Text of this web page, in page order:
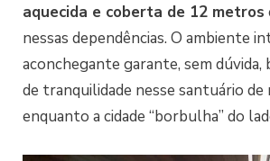
aquecida e coberta de 12 metros
nessas dependências. O ambiente
aconchegante garante, sem
de tranquilidade nesse santuário
enquanto a cidade “borbulha” do